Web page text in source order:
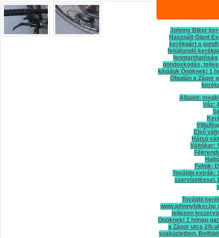
Johnny Biker
Használt Giant
kerékpárt a
felújítandó
fenntarthatóság
gondoskodás,
kínáljuk Önöknek! 1
Óbudán a Zápor
Állapot:
Váz:
Villa/
Első
Hátsó
Váltókar:
Felnik:
További extrák:
szervízeléssel,
További
www.johnnybiker.hu
teljesen
Önöknek! 1 hónap
a Zápor utca 2/b
szaküzletben.